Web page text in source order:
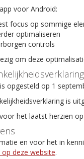
voor Android:
focus op sommige
optimaliseren
controls
om deze
opgesteld op 1
is
het laatst herzien
en voor het in
deze website.